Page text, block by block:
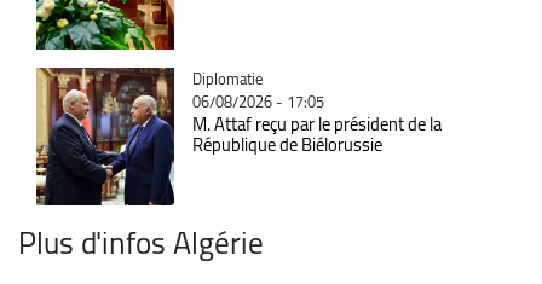
Catégorie
Diplomatie
06/08/2026 - 17:05
M. Attaf reçu par le président de la
République de Biélorussie
Plus d'infos Algérie